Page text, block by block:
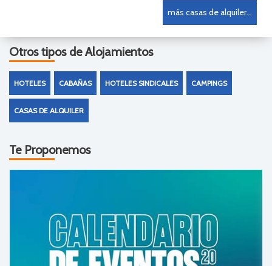
más casas de alquiler...
Otros tipos de Alojamientos
HOTELES CABAÑAS HOTELES SINDICALES CAMPINGS
CASAS DE ALQUILER
Te Proponemos